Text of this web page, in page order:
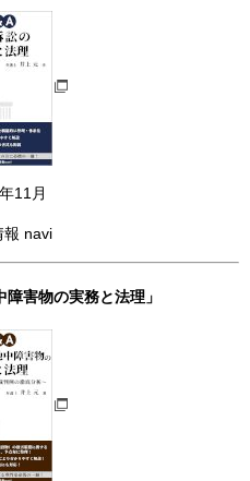
11月
報 navi
障害物の実務と法理」